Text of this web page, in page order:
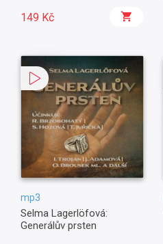
149 Kč
mp3
Selma Lagerlöfová:
Generálův prsten